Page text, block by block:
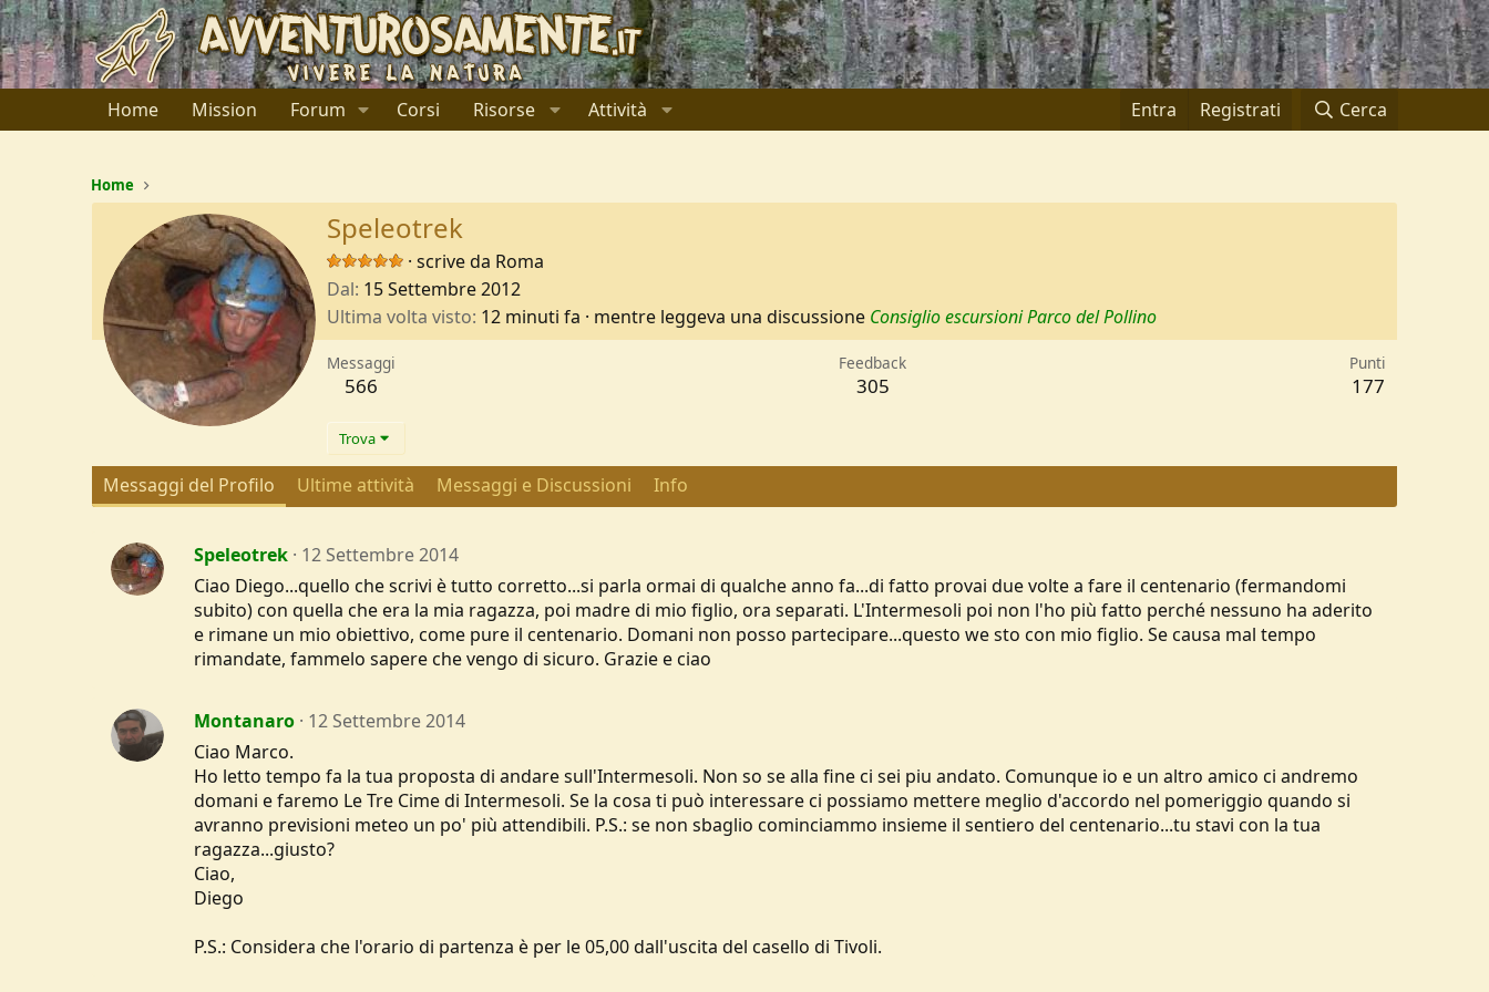
Home Mission Forum Corsi Risorse Attività Entra Registrati Cerca
Home
Speleotrek
· scrive da Roma
Dal 15 Settembre 2012
Ultima volta visto 12 minuti fa · mentre leggeva una discussione Consiglio escursioni Parco del Pollino
Messaggi
566
Feedback
305
Punti
177
Trova
Messaggi del Profilo Ultime attività Messaggi e Discussioni Info
Speleotrek 12 Settembre 2014
Ciao Diego...quello che scrivi è tutto corretto...si parla ormai di qualche anno fa...di fatto provai due volte a fare il centenario (fermandomi
subito) con quella che era la mia ragazza, poi madre di mio figlio, ora separati. L'Intermesoli poi non l'ho più fatto perché nessuno ha aderito
e rimane un mio obiettivo, come pure il centenario. Domani non posso partecipare...questo we sto con mio figlio. Se causa mal tempo
rimandate, fammelo sapere che vengo di sicuro. Grazie e ciao
Montanaro 12 Settembre 2014
Ciao Marco.
Ho letto tempo fa la tua proposta di andare sull'Intermesoli. Non so se alla fine ci sei piu andato. Comunque io e un altro amico ci andremo
domani e faremo Le Tre Cime di Intermesoli. Se la cosa ti può interessare ci possiamo mettere meglio d'accordo nel pomeriggio quando si
avranno previsioni meteo un po' più attendibili. P.S.: se non sbaglio cominciammo insieme il sentiero del centenario...tu stavi con la tua
ragazza...giusto?
Ciao,
Diego
P.S.: Considera che l'orario di partenza è per le 05,00 dall'uscita del casello di Tivoli.